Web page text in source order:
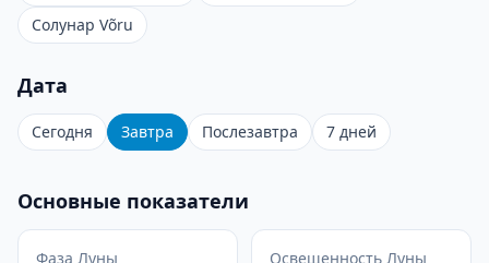
Солунар Võru
Дата
Сегодня Завтра Послезавтра 7 дней
Основные показатели
Фаза Луны Освещенность Луны